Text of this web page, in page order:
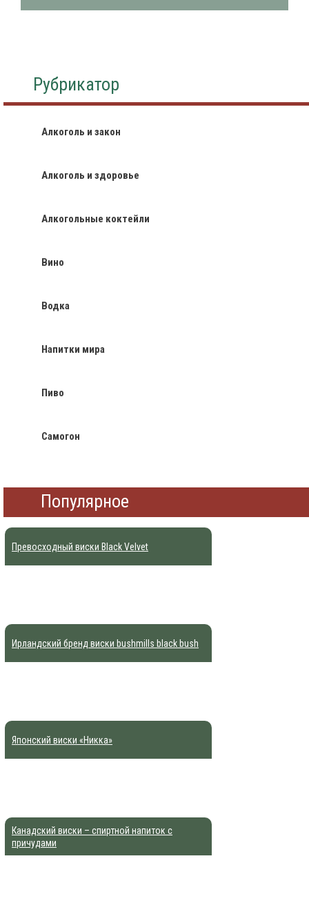
Рубрикатор
Алкоголь и закон
Алкоголь и здоровье
Алкогольные коктейли
Вино
Водка
Напитки мира
Пиво
Самогон
Популярное
Превосходный виски Black Velvet
Ирландский бренд виски bushmills black bush
Японский виски «Никка»
Канадский виски – спиртной напиток с
причудами